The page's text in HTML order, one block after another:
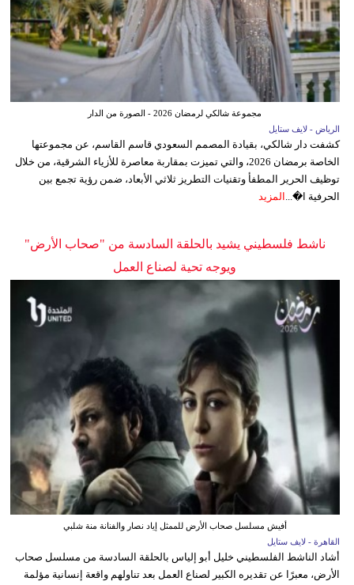
مجموعة شالكي لرمضان 2026 - الصورة من الدار
الرياض - لايف ستايل
كشفت دار شالكي، بقيادة المصمم السعودي قاسم القاسم، عن مجموعتها
الخاصة برمضان 2026، والتي تميزت بمقاربة معاصرة للأزياء الشرقية، من خلال
توظيف الحرير المطفأ وتقنيات التطريز ثلاثي الأبعاد، ضمن رؤية تجمع بين
الحرفية ا�... المزيد
ناشط فلسطيني يشيد بالحلقة السادسة من "صحاب الأرض"
ويوجه تحية لصناع العمل
أفيش مسلسل صحاب الأرض للممثل إياد نصار والفنانة منة شلبي
القاهرة - لايف ستايل
أشاد الناشط الفلسطيني خليل أبو إلياس بالحلقة السادسة من مسلسل صحاب
الأرض، معبرًا عن تقديره الكبير لصناع العمل بعد تناولهم واقعة إنسانية مؤلمة